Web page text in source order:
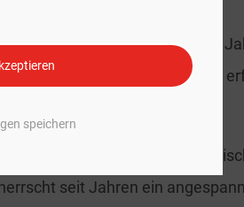
speichern
Betriebsratswahlen alle vier
Die letzte Wahl am Standort
war.
Werk zusätzlich anheizen.
seit Jahren ein